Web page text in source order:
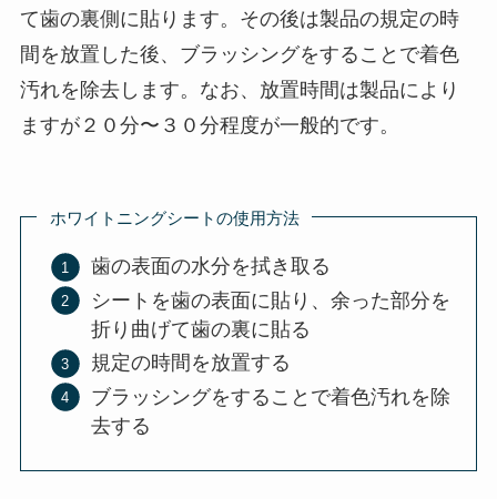
て歯の裏側に貼ります。その後は製品の規定の時
間を放置した後、ブラッシングをすることで着色
汚れを除去します。なお、放置時間は製品により
ますが２０分〜３０分程度が一般的です。
ホワイトニングシートの使用方法
歯の表面の水分を拭き取る
シートを歯の表面に貼り、余った部分を
折り曲げて歯の裏に貼る
規定の時間を放置する
ブラッシングをすることで着色汚れを除
去する